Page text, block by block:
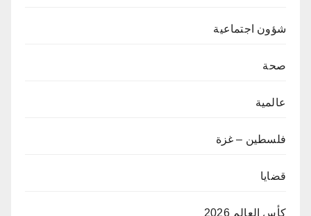
شؤون اجتماعية
صحة
عالمية
فلسطين – غزة
قضايا
كأس العالم 2026